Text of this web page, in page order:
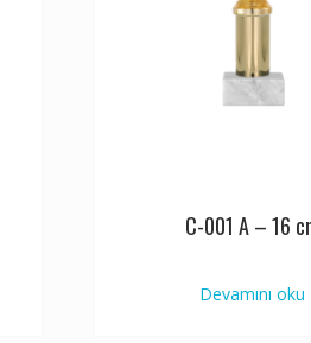
C-001 A – 16
Devamını oku